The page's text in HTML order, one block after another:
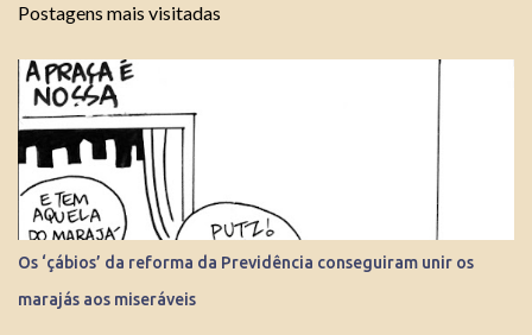
Postagens mais visitadas
Os ‘çábios’ da reforma da Previdência conseguiram unir os
marajás aos miseráveis